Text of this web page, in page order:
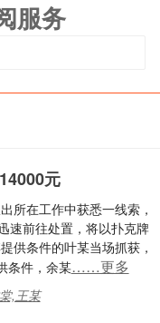
服务
元
所在工作中获悉一线索，
速前往处置，将以扑克牌
供条件的叶某当场抓获，
条件，余某……更多
,王某